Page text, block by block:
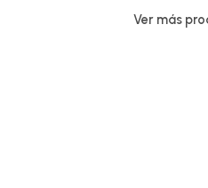
Ver más